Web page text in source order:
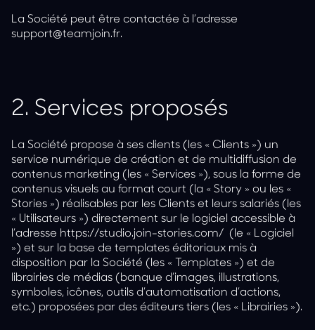
La Société peut être contactée à l’adresse
support@teamjoin.fr.
2. Services proposés
La Société propose à ses clients (les « Clients ») un
service numérique de création et de multidiffusion de
contenus marketing (les « Services »), sous la forme de
contenus visuels au format court (la « Story » ou les «
Stories ») réalisables par les Clients et leurs salariés (les
« Utilisateurs ») directement sur le logiciel accessible à
l’adresse https://studio.join-stories.com/ (le « Logiciel
») et sur la base de templates éditoriaux mis à
disposition par la Société (les « Templates ») et de
librairies de médias (banque d’images, illustrations,
symboles, icônes, outils d’automatisation d’actions,
etc.) proposées par des éditeurs tiers (les « Librairies »).